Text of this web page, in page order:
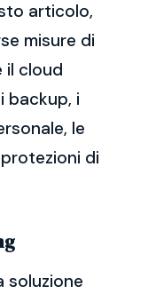
articolo,
misure di
il cloud
backup, i
le
di
soluzione